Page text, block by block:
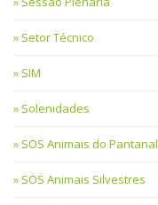
Setor Técnico
SIM
Solenidades
SOS Animais do Pantanal
SOS Animais Silvestres